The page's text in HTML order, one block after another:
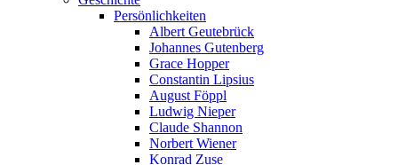
Persönlichkeiten
Albert Geutebrück
Johannes Gutenberg
Grace Hopper
Constantin Lipsius
August Föppl
Ludwig Nieper
Claude Shannon
Norbert Wiener
Konrad Zuse